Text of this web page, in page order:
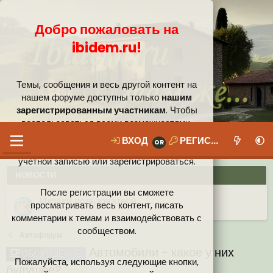
Добро пожаловать на
ibidem.ru!
Темы, сообщения и весь другой контент на
нашем форуме доступны только нашим
зарегистрированным участникам. Чтобы
воспользоваться всеми возможностями,
которые предлагает наше сообщество, вам
необходимо войти в систему под своей
учётной записью или зарегистрироваться.
После регистрации вы сможете
просматривать весь контент, писать
комментарии к темам и взаимодействовать с
сообществом.
Пожалуйста, используя следующие кнопки,
ВХОД РЕГИСТРАЦИЯ
Иконки пользователя
Ваши собственные смайлики
Аналитика от Ассистента
Новая система рейтинга (оценок) на форуме
Автомобили - какое у них